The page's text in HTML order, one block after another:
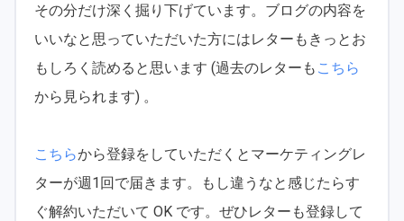
その分だけ深く掘り下げています。ブログの内容を
いいなと思っていただいた方にはレターもきっとお
もしろく読めると思います (過去のレターも こちら
から見られます) 。
こちらから登録をしていただくとマーケティングレ
ターが週1回で届きます。もし違うなと感じたらす
ぐ解約いただいて OK です。ぜひレターも登録して